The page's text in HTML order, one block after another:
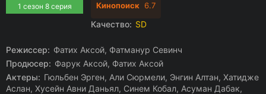
1 сезон 8 серия Кинопоиск 6.7
Качество: SD
Режиссер: Фатих Аксой, Фатманур Севинч
Продюсер: Фарук Аксой, Фатих Аксой
Актеры: Гюльбен Эрген, Али Сюрмели, Энгин Алтан, Хатидже
Аслан, Хусейн Авни Даньял, Синем Кобал, Асуман Дабак,